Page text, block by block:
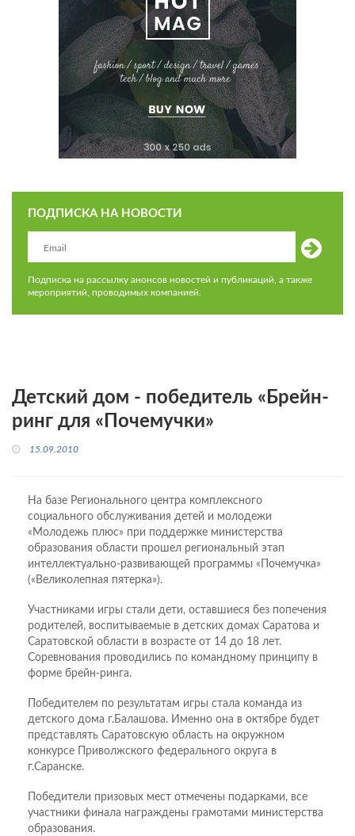
ПОДПИСКА НА НОВОСТИ
Подписка на рассылку анонсов новостей и публикаций, а также
мероприятий, проводимых компанией.
Детский дом - победитель «Брейн-
ринг для «Почемучки»
15.09.2010
На базе Регионального центра комплексного
социального обслуживания детей и молодежи
«Молодежь плюс» при поддержке министерства
образования области прошел региональный этап
интеллектуально-развивающей программы «Почемучка»
(«Великолепная пятерка»).
Участниками игры стали дети, оставшиеся без попечения
родителей, воспитываемые в детских домах Саратова и
Саратовской области в возрасте от 14 до 18 лет.
Соревнования проводились по командному принципу в
форме брейн-ринга.
Победителем по результатам игры стала команда из
детского дома г.Балашова. Именно она в октябре будет
представлять Саратовскую область на окружном
конкурсе Приволжского федерального округа в
г.Саранске.
Победители призовых мест отмечены подарками, все
участники финала награждены грамотами министерства
образования.